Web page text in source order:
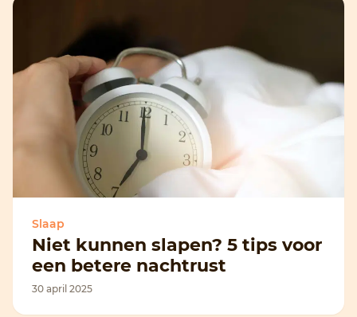
Slaap
Niet kunnen slapen? 5 tips voor
een betere nachtrust
30 april 2025